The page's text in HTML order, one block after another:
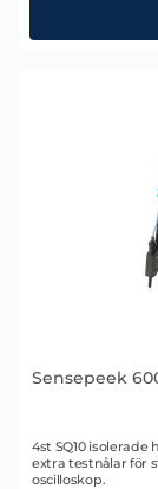
Sensepeek
Art. nr 2481
4st SQ10
extra testnålar för
oscilloskop.